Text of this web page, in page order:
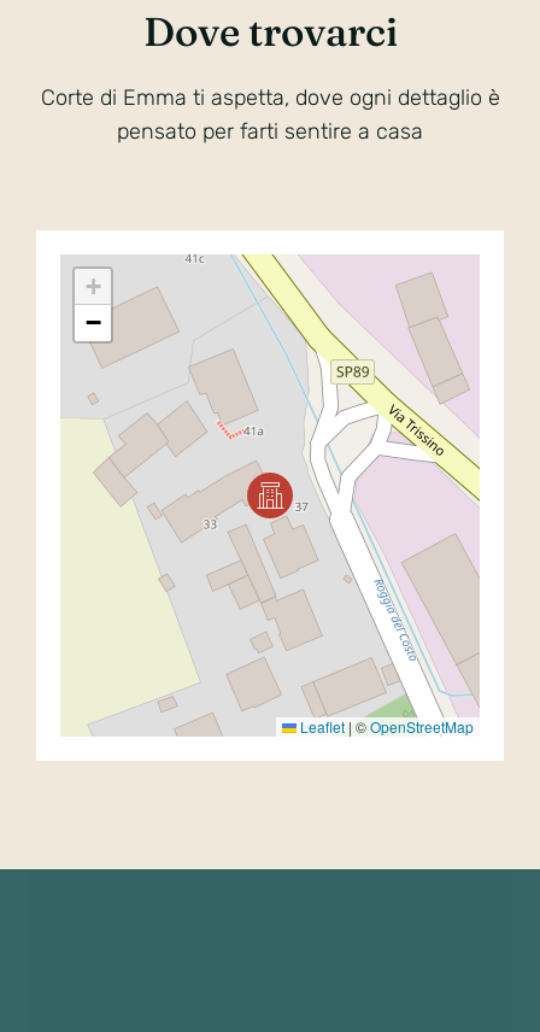
Dove trovarci
Corte di Emma ti aspetta, dove ogni dettaglio è
pensato per farti sentire a casa
+
−
Leaflet | ©OpenStreetMap